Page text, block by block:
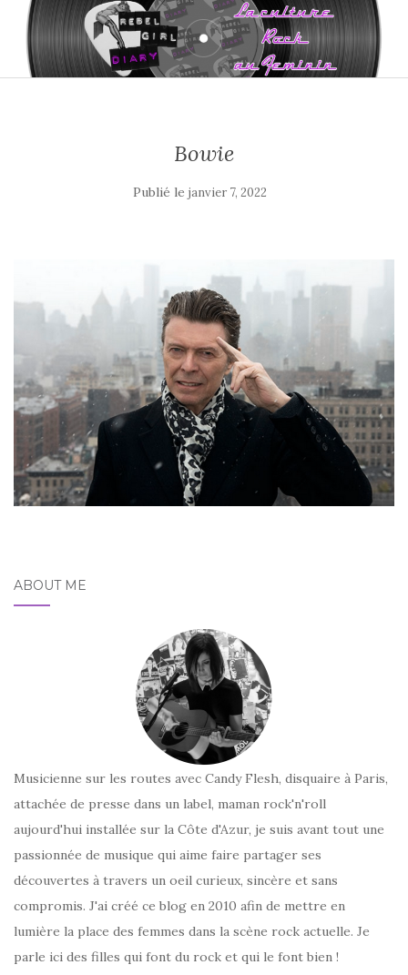
Bowie
Publié le janvier 7, 2022
ABOUT ME
Musicienne sur les routes avec Candy Flesh, disquaire à Paris,
attachée de presse dans un label, maman rock'n'roll
aujourd'hui installée sur la Côte d'Azur, je suis avant tout une
passionnée de musique qui aime faire partager ses
découvertes à travers un oeil curieux, sincère et sans
compromis. J'ai créé ce blog en 2010 afin de mettre en
lumière la place des femmes dans la scène rock actuelle. Je
parle ici des filles qui font du rock et qui le font bien !